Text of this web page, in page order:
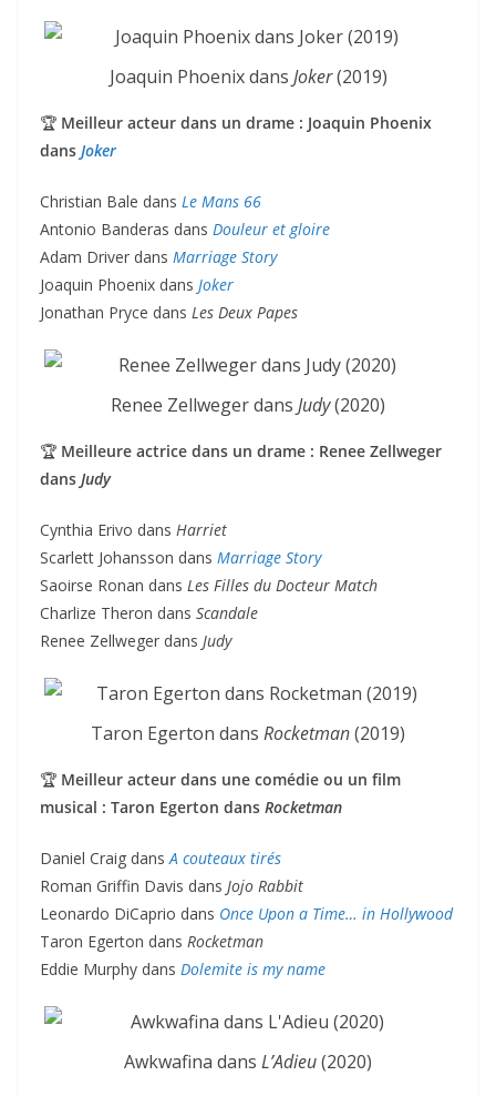
Joaquin Phoenix dans Joker(2019)
🏆 Meilleur acteur dans un drame : Joaquin Phoenix
dans Joker
Christian Bale dans Le Mans 66
Antonio Banderas dans Douleur et gloire
Adam Driver dans Marriage Story
Joaquin Phoenix dans Joker
Jonathan Pryce dans Les Deux Papes
Renee Zellweger dans Judy(2020)
🏆 Meilleure actrice dans un drame : Renee Zellweger
dans Judy
Cynthia Erivo dans Harriet
Scarlett Johansson dans Marriage Story
Saoirse Ronan dans Les Filles du Docteur Match
Charlize Theron dans Scandale
Renee Zellweger dans Judy
Taron Egerton dans Rocketman(2019)
🏆 Meilleur acteur dans une comédie ou un film
musical : Taron Egerton dans Rocketman
Daniel Craig dansA couteaux tirés
Roman Griffin Davis dans Jojo Rabbit
Leonardo DiCaprio dans Once Upon a Time… in Hollywood
Taron Egerton dans Rocketman
Eddie Murphy dans Dolemite is my name
Awkwafina dans L’Adieu(2020)